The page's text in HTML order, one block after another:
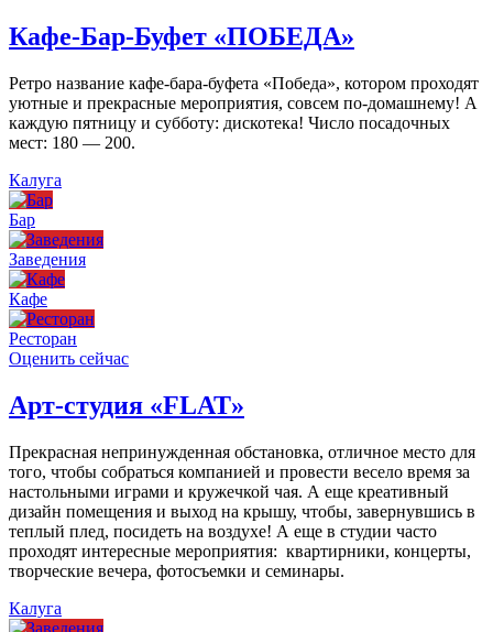
Кафе-Бар-Буфет «ПОБЕДА»
Ретро название кафе-бара-буфета «Победа», котором проходят
уютные и прекрасные мероприятия, совсем по-домашнему! А
каждую пятницу и субботу: дискотека! Число посадочных
мест: 180 — 200.
Калуга
Бар
Заведения
Кафе
Ресторан
Оценить сейчас
Арт-студия «FLAT»
Прекрасная непринужденная обстановка, отличное место для
того, чтобы собраться компанией и провести весело время за
настольными играми и кружечкой чая. А еще креативный
дизайн помещения и выход на крышу, чтобы, завернувшись в
теплый плед, посидеть на воздухе! А еще в студии часто
проходят интересные мероприятия: квартирники, концерты,
творческие вечера, фотосъемки и семинары.
Калуга